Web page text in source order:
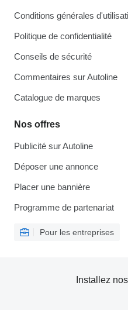
Conditions générales
Politique de confidentialité
Conseils de sécurité
Commentaires sur Autoline
Catalogue de marques
Nos offres
Publicité sur Autoline
Déposer une annonce
Placer une bannière
Programme de partenariat
Pour les entreprises
Installez